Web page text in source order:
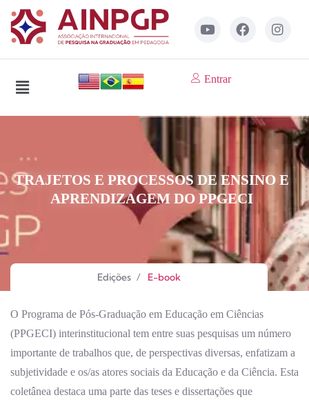
Entrar
TRAJETOS E PROCESSOS DE ENSINO E
APRENDIZAGEM DO PPGECI
Edições / E-book
O Programa de Pós-Graduação em Educação em Ciências
(PPGECI) interinstitucional tem entre suas pesquisas um número
importante de trabalhos que, de perspectivas diversas, enfatizam a
subjetividade e os/as atores sociais da Educação e da Ciência. Esta
coletânea destaca uma parte das teses e dissertações que